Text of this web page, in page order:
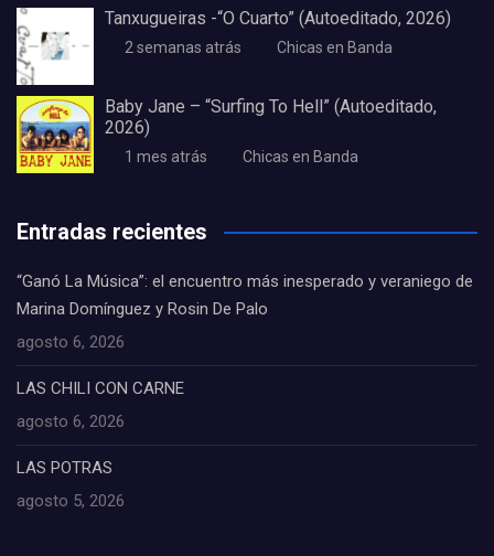
Tanxugueiras -“O Cuarto” (Autoeditado, 2026)
2 semanas atrás Chicas en Banda
Baby Jane – “Surfing To Hell” (Autoeditado,
2026)
1 mes atrás Chicas en Banda
Entradas recientes
“Ganó La Música”: el encuentro más inesperado y veraniego de
Marina Domínguez y Rosin De Palo
agosto 6, 2026
LAS CHILI CON CARNE
agosto 6, 2026
LAS POTRAS
agosto 5, 2026